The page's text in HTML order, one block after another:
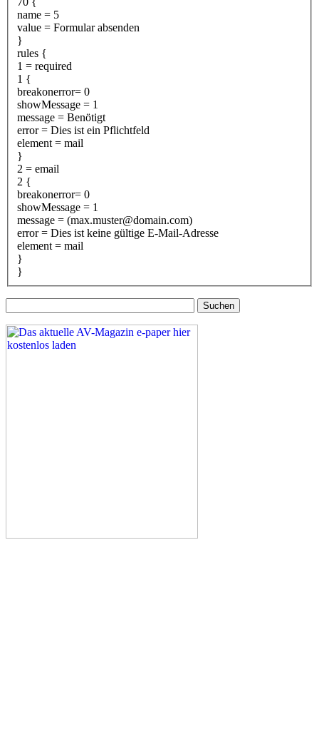
name = 5
value = Formular absenden
}
rules {
1 = required
1 {
breakonerror= 0
showMessage = 1
message = Benötigt
error = Dies ist ein Pflichtfeld
element = mail
}
2 = email
2 {
breakonerror= 0
showMessage = 1
message = (max.muster@domain.com)
error = Dies ist keine gültige E-Mail-Adresse
element = mail
}
}